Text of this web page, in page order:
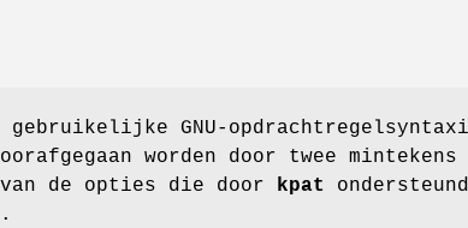
gebruikelijke GNU-
worden door twee
de opties die door kpat
ondersteund